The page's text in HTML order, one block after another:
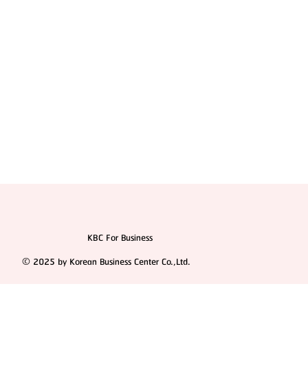
KBC For Business
© 2025 by Korean Business Center Co.,Ltd.